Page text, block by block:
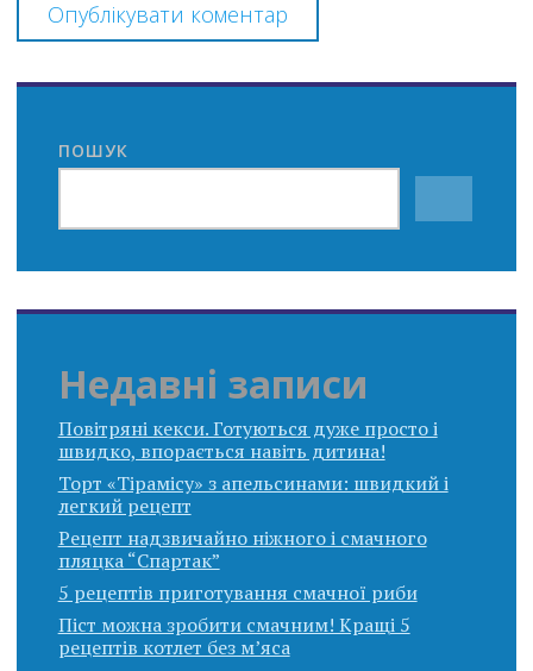
ПОШУК
Недавні записи
Повітряні кекси. Готуються дуже просто і
швидко, впорається навіть дитина!
Торт «Тірамісу» з апельсинами: швидкий і
легкий рецепт
Рецепт надзвичайно ніжного і смачного
пляцка “Спартак”
5 рецептів приготування смачної риби
Піст можна зробити смачним! Кращі 5
рецептів котлет без м’яса